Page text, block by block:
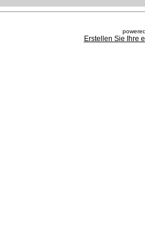
Erstellen Sie Ihre